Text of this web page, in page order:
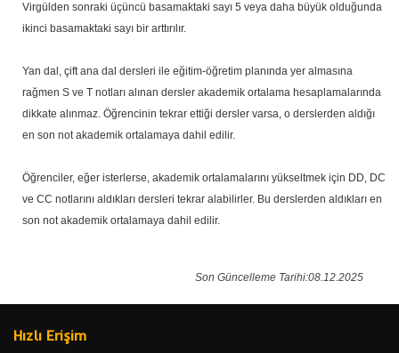
Virgülden sonraki üçüncü basamaktaki sayı 5 veya daha büyük olduğunda
ikinci basamaktaki sayı bir arttırılır.
Yan dal, çift ana dal dersleri ile eğitim-öğretim planında yer almasına
rağmen S ve T notları alınan dersler akademik ortalama hesaplamalarında
dikkate alınmaz. Öğrencinin tekrar ettiği dersler varsa, o derslerden aldığı
en son not akademik ortalamaya dahil edilir.
Öğrenciler, eğer isterlerse, akademik ortalamalarını yükseltmek için DD, DC
ve CC notlarını aldıkları dersleri tekrar alabilirler. Bu derslerden aldıkları en
son not akademik ortalamaya dahil edilir.
Son Güncelleme Tarihi:08.12.2025
Hızlı Erişim